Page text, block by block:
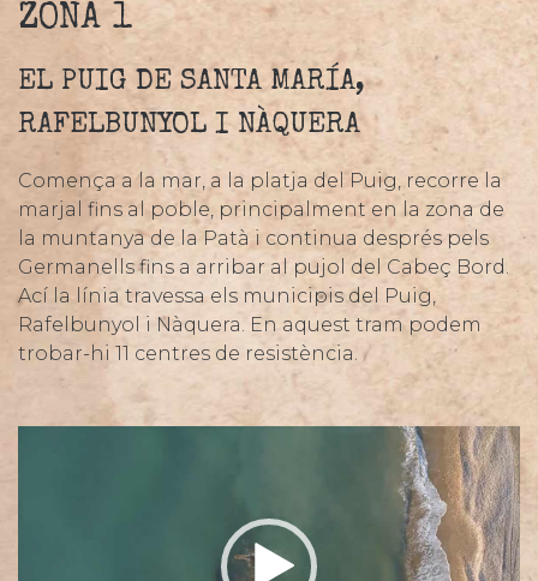
ZONA 1
EL PUIG DE SANTA MARÍA,
RAFELBUNYOL I NÀQUERA
Comença a la mar, a la platja del Puig, recorre la
marjal fins al poble, principalment en la zona de
la muntanya de la Patà i continua després pels
Germanells fins a arribar al pujol del Cabeç Bord.
Ací la línia travessa els municipis del Puig,
Rafelbunyol i Nàquera. En aquest tram podem
trobar-hi 11 centres de resistència.